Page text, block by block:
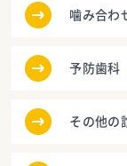
噛み合わ
予防歯科
その他の